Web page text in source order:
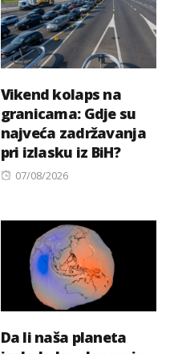
Vikend kolaps na
granicama: Gdje su
najveća zadržavanja
pri izlasku iz BiH?
Posted
07/08/2026
Da li naša planeta